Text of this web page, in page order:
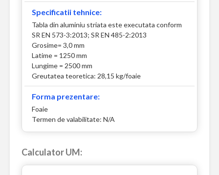
Specificatii tehnice:
Tabla din aluminiu striata este executata conform
SR EN 573-3:2013; SR EN 485-2:2013
Grosime= 3,0 mm
Latime = 1250 mm
Lungime = 2500 mm
Greutatea teoretica: 28,15 kg/foaie
Forma prezentare:
Foaie
Termen de valabilitate: N/A
Calculator UM: